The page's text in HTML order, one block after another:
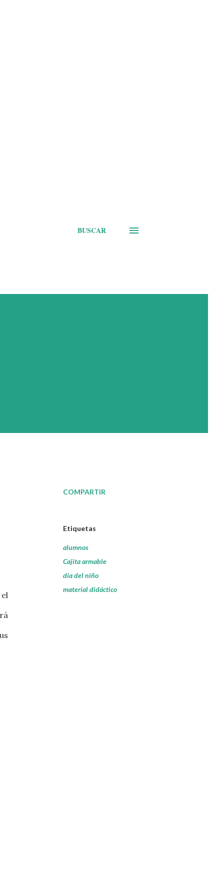
BUSCAR
COMPARTIR
Etiquetas
alumnos
Cajita armable
día del niño
material didáctico